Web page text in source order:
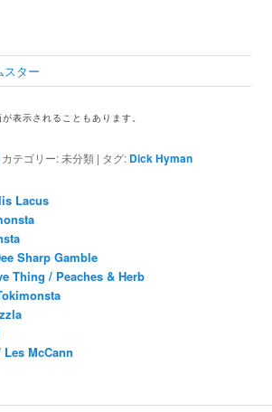
スター
表示されることもあります。
カテゴリー:未分類 | タグ: Dick Hyman
Lacus
Sharp Gamble
Thing / Peaches & Herb
McCann